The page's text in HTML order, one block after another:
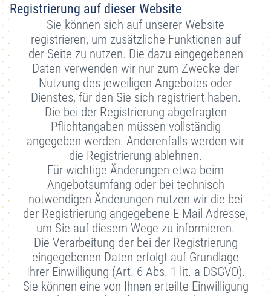
Registrierung auf dieser Website
Sie können sich auf unserer Website
registrieren, um zusätzliche Funktionen auf
der Seite zu nutzen. Die dazu eingegebenen
Daten verwenden wir nur zum Zwecke der
Nutzung des jeweiligen Angebotes oder
Dienstes, für den Sie sich registriert haben.
Die bei der Registrierung abgefragten
Pflichtangaben müssen vollständig
angegeben werden. Anderenfalls werden wir
die Registrierung ablehnen.
Für wichtige Änderungen etwa beim
Angebotsumfang oder bei technisch
notwendigen Änderungen nutzen wir die bei
der Registrierung angegebene E-Mail-Adresse,
um Sie auf diesem Wege zu informieren.
Die Verarbeitung der bei der Registrierung
eingegebenen Daten erfolgt auf Grundlage
Ihrer Einwilligung (Art. 6 Abs. 1 lit. a DSGVO).
Sie können eine von Ihnen erteilte Einwilligung